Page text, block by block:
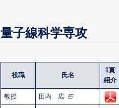
量子線科学専攻
役職 氏名
1頁
紹介
教授 田内 広